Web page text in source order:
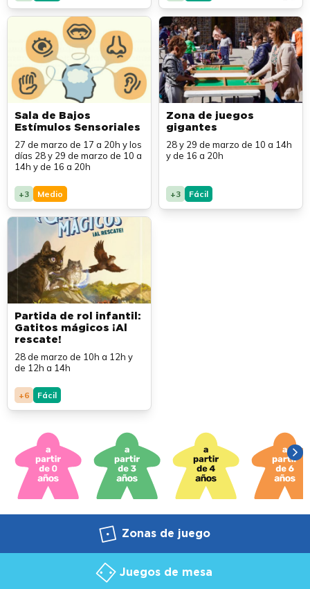
Sala de Bajos
Estímulos Sensoriales
27 de marzo de 17 a 20h y los
días 28 y 29 de marzo de 10 a
14h y de 16 a 20h
+3 Medio
Zona de juegos
gigantes
28 y 29 de marzo de 10 a 14h
y de 16 a 20h
+3 Fácil
Partida de rol infantil:
Gatitos mágicos ¡Al
rescate!
28 de marzo de 10h a 12h y
de 12h a 14h
+6 Fácil
Zonas de juego
Juegos de mesa